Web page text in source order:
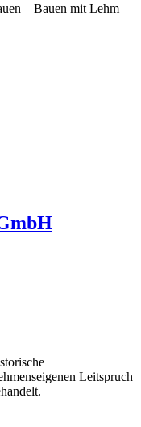
– Bauen mit Lehm
Leitspruch